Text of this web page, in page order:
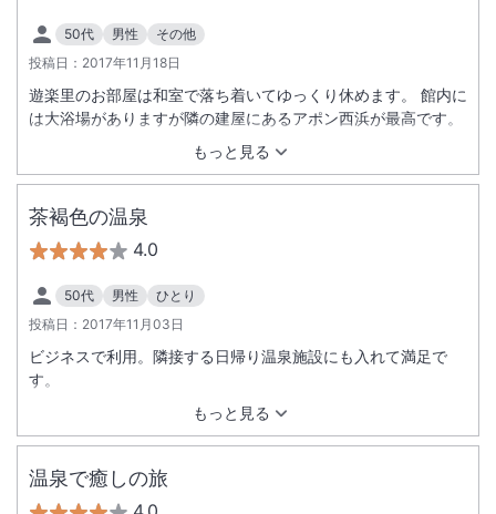
50代 男性
その他
投稿日： 2017年11月18日
もっと見る
遊楽里のお部屋は和室で落ち着いてゆっくり休めます。 館内に
は大浴場がありますが隣の建屋にあるアポン西浜が最高です。
茶褐色の温泉
4.0
50代 男性
ひとり
投稿日： 2017年11月03日
もっと見る
ビジネスで利用。隣接する日帰り温泉施設にも入れて満足で
す。
温泉で癒しの旅